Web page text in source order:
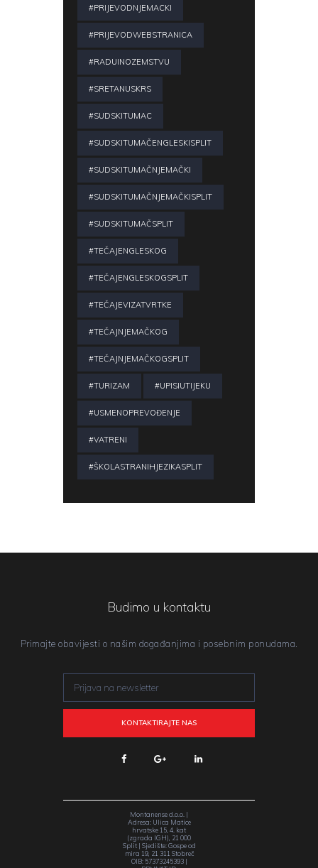
#PRIJEVODNJEMACKI
#PRIJEVODWEBSTRANICA
#RADUINOZEMSTVU
#SRETANUSKRS
#SUDSKITUMAC
#SUDSKITUMAČENGLESKISPLIT
#SUDSKITUMAČNJEMAČKI
#SUDSKITUMAČNJEMAČKISPLIT
#SUDSKITUMAČSPLIT
#TEČAJENGLESKOG
#TEČAJENGLESKOGSPLIT
#TEČAJEVIZATVRTKE
#TEČAJNJEMAČKOG
#TEČAJNJEMAČKOGSPLIT
#TURIZAM #UPISIUTIJEKU
#USMENOPREVOĐENJE
#VATRENI
#ŠKOLASTRANIHJEZIKASPLIT
Budimo u kontaktu
Primajte obavijesti o našim događanjima i posebnim ponudama.
Montanense d.o.o. |
Adresa: Ulica Matice
hrvatske 15, 4. kat
(zgrada IGH), 21 000
Split | Sjedište: Gospe od
mira 19, 21 311 Stobreč
OIB: 57373245393 |